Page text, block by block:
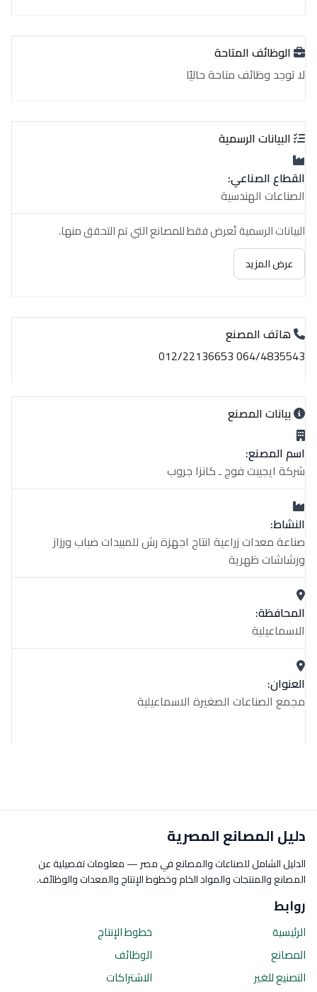
الوظائف المتاحة
لا توجد وظائف متاحة حاليًا
البيانات الرسمية
القطاع الصناعي:
الصناعات الهندسية
البيانات الرسمية تُعرض فقط للمصانع التي تم التحقق منها.
عرض المزيد
هاتف المصنع
064/4835543 012/22136653
بيانات المصنع
اسم المصنع:
شركة ايجيبت فوج ـ كانزا جروب
النشاط:
صناعة معدات زراعية انتاج اجهزة رش للمبيدات ضباب ورزاز
ورشاشات ظهرية
المحافظة:
الاسماعيلية
العنوان:
مجمع الصناعات الصغيرة الاسماعيلية
دليل المصانع المصرية
الدليل الشامل للصناعات والمصانع في مصر — معلومات تفصيلية عن
المصانع والمنتجات والمواد الخام وخطوط الإنتاج والمعدات والوظائف.
روابط
الرئيسية
المصانع
التصنيع للغير
خطوط الإنتاج
الوظائف
الاشتراكات